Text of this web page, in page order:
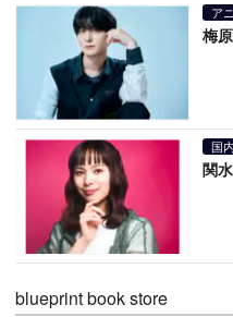
ア
梅
国
関
blueprint book store